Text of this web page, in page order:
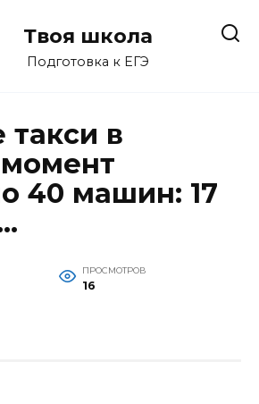
Твоя школа
Подготовка к ЕГЭ
в
40 машин: 17
ПРОСМОТРОВ
16